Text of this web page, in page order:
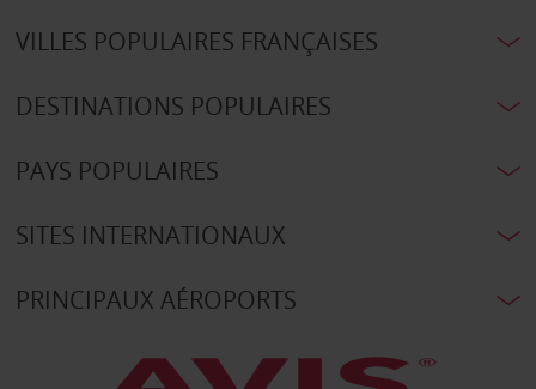
VILLES POPULAIRES FRANÇAISES
DESTINATIONS POPULAIRES
PAYS POPULAIRES
SITES INTERNATIONAUX
PRINCIPAUX AÉROPORTS